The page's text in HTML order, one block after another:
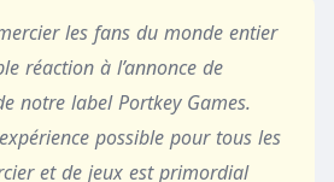
les fans du monde entier
réaction à l’annonce de
notre label Portkey Games.
possible pour tous les
et de jeux est primordial